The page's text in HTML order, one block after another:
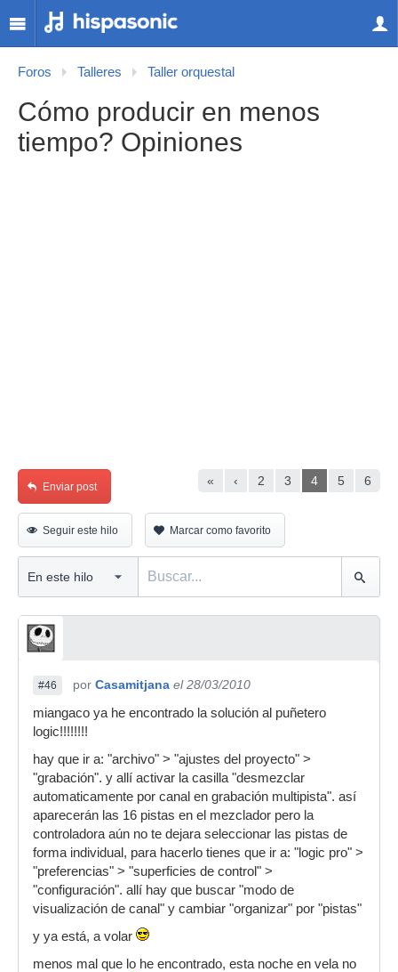
Foros Talleres Taller orquestal
Cómo producir en menos
tiempo? Opiniones
« ‹ 2 3 4 5 6
Enviar post
Seguir este hilo Marcar como favorito
#46 por Casamitjana el 28/03/2010
miangaco ya he encontrado la solución al puñetero
logic!!!!!!!!
hay que ir a: "archivo" > "ajustes del proyecto" >
"grabación". y allí activar la casilla "desmezclar
automaticamente por canal en grabación multipista". así
aparecerán las 16 pistas en el mezclador pero la
controladora aún no te dejara seleccionar las pistas de
forma individual, para hacerlo tienes que ir a: "logic pro" >
"preferencias" > "superficies de control" >
"configuración". allí hay que buscar "modo de
visualización de canal" y cambiar "organizar" por "pistas"
y ya está, a volar
menos mal que lo he encontrado, esta noche en vela no